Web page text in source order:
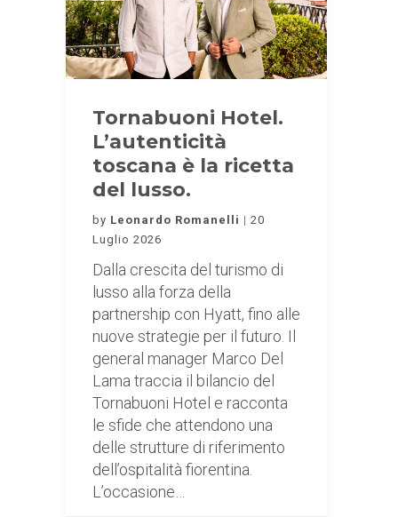
Tornabuoni Hotel.
L’autenticità
toscana è la ricetta
del lusso.
by Leonardo Romanelli
20
Luglio 2026
Dalla crescita del turismo di
lusso alla forza della
partnership con Hyatt, fino alle
nuove strategie per il futuro. Il
general manager Marco Del
Lama traccia il bilancio del
Tornabuoni Hotel e racconta
le sfide che attendono una
delle strutture di riferimento
dell’ospitalità fiorentina.
L’occasione…